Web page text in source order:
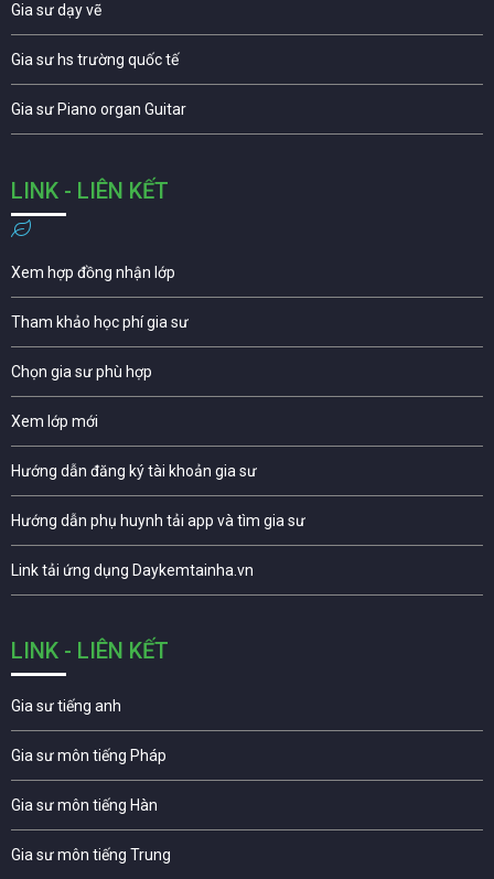
Gia sư dạy vẽ
Gia sư hs trường quốc tế
Gia sư Piano organ Guitar
LINK - LIÊN KẾT
Xem hợp đồng nhận lớp
Tham khảo học phí gia sư
Chọn gia sư phù hợp
Xem lớp mới
Hướng dẫn đăng ký tài khoản gia sư
Hướng dẫn phụ huynh tải app và tìm gia sư
Link tải ứng dụng Daykemtainha.vn
LINK - LIÊN KẾT
Gia sư tiếng anh
Gia sư môn tiếng Pháp
Gia sư môn tiếng Hàn
Gia sư môn tiếng Trung